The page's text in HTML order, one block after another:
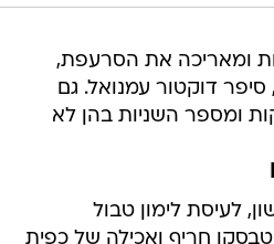
ומאריכה את הסרעפת,
דוקטור עמנואל. גם
ומספר השניות בהן לא
לעיסת לימון טבול
חריף ואכילה של כפית